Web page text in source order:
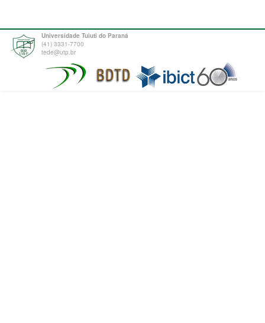
Universidade Tuiuti do Paraná
(41) 3331-7700
tede@utp.br